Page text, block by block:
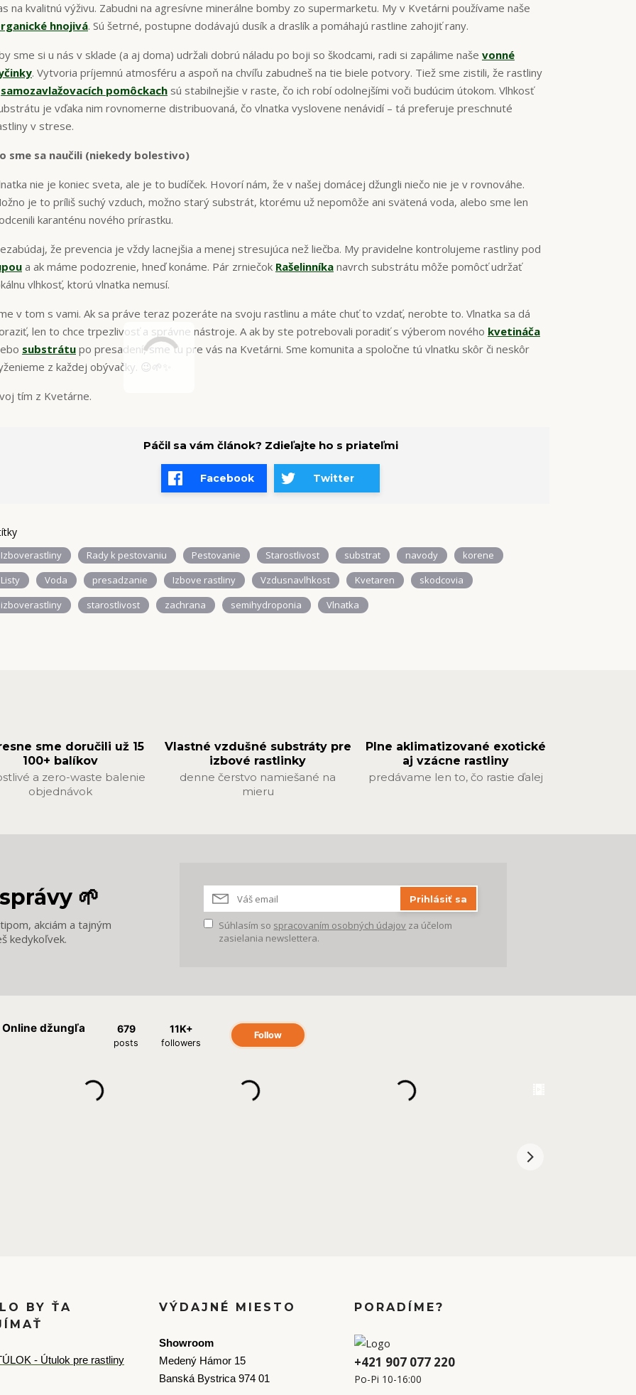
na kvalitnú výživu. Zabudni na agresívne minerálne bomby zo supermarketu. My v Kvetárni používame naše
hnojivá. Sú šetrné, postupne dodávajú dusík a draslík a pomáhajú rastline zahojiť rany.
sme si u nás v sklade (a aj doma) udržali dobrú náladu po boji so škodcami, radi si zapálime naše vonné
. Vytvoria príjemnú atmosféru a aspoň na chvíľu zabudneš na tie biele potvory. Tiež sme zistili, že rastliny
samozavlažovacích pomôckachsú stabilnejšie v raste, čo ich robí odolnejšími voči budúcim útokom. Vlhkosť
je vďaka nim rovnomerne distribuovaná, čo vlnatka vyslovene nenávidí – tá preferuje preschnuté
v strese.
sme sa naučili (niekedy bolestivo)
nie je koniec sveta, ale je to budíček. Hovorí nám, že v našej domácej džungli niečo nie je v rovnováhe.
je to príliš suchý vzduch, možno starý substrát, ktorému už nepomôže ani svätená voda, alebo sme len
karanténu nového prírastku.
že prevencia je vždy lacnejšia a menej stresujúca než liečba. My pravidelne kontrolujeme rastliny pod
a ak máme podozrenie, hneď konáme. Pár zrniečok Rašelinníkanavrch substrátu môže pomôcť udržať
vlhkosť, ktorú vlnatka nemusí.
v tom s vami. Ak sa práve teraz pozeráte na svoju rastlinu a máte chuť to vzdať, nerobte to. Vlnatka sa dá
len to chce trpezlivosť a správne nástroje. A ak by ste potrebovali poradiť s výberom nového kvetináča
substrátupo presadení, sme tu pre vás na Kvetárni. Sme komunita a spoločne tú vlnatku skôr či neskôr
z každej obývačky. 😉🌱✨
tím z Kvetárne.
Páčil sa vám článok? Zdieľajte ho s priateľmi
Facebook Twitter
Izboverastliny Rady k pestovaniu Pestovanie Starostlivost substrat navody
korene
Listy
Voda presadzanie Izbove rastliny Vzdusnavlhkost Kvetaren
skodcovia
izboverastliny
starostlivost zachrana semihydroponia Vlnatka
sme doručili už 15
100+ balíkov
a zero-waste balenie
objednávok
Vlastné vzdušné substráty pre
izbové rastlinky
denne čerstvo namiešané na
mieru
Plne aklimatizované exotické
aj vzácne rastliny
predávame len to, čo rastie ďalej
🌱
akciám a tajným
kedykoľvek.
Prihlásiť sa
Súhlasím so spracovaním osobných údajov za účelom
zasielania newslettera.
BY ŤA
- Útulok pre rastliny
VÝDAJNÉ MIESTO
Showroom
Medený Hámor 15
Banská Bystrica 974 01
PORADÍME?
+421 907 077 220
Po-Pi 10-16:00